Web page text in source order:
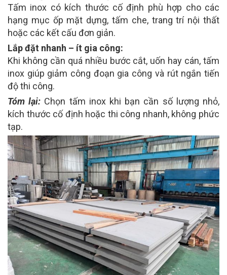
Tấm inox có kích thước cố định phù hợp cho các
hạng mục ốp mặt dựng, tấm che, trang trí nội thất
hoặc các kết cấu đơn giản.
Lắp đặt nhanh – ít gia công:
Khi không cần quá nhiều bước cắt, uốn hay cán, tấm
inox giúp giảm công đoạn gia công và rút ngắn tiến
độ thi công.
Tóm lại: Chọn tấm inox khi bạn cần số lượng nhỏ,
kích thước cố định hoặc thi công nhanh, không phức
tạp.